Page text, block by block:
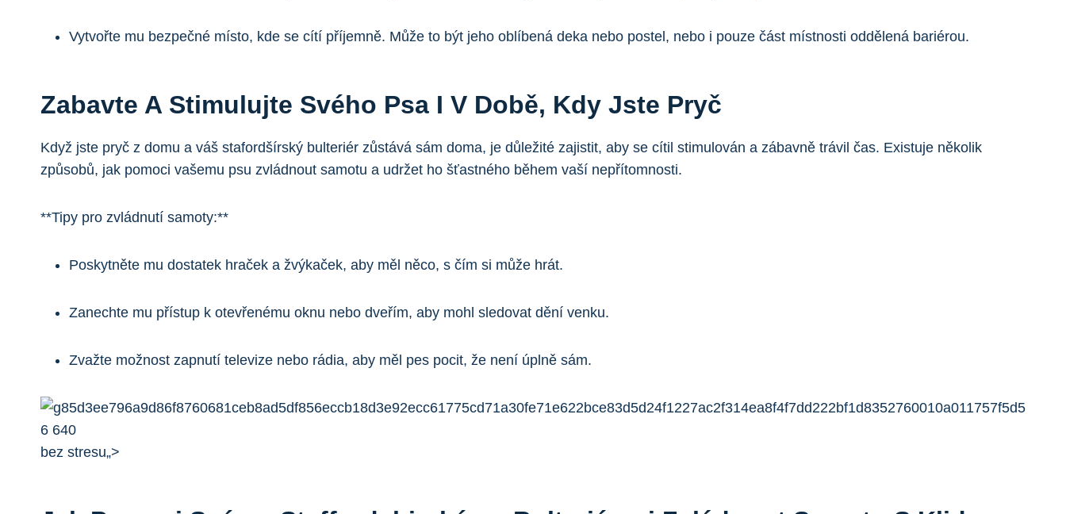
Vytvořte mu bezpečné místo, kde se cítí příjemně. Může to být jeho oblíbená deka nebo postel, nebo i pouze část místnosti oddělená bariérou.
Zabavte A Stimulujte Svého Psa I V Době, Kdy Jste Pryč
Když jste pryč z domu a váš stafordšírský bulteriér zůstává sám doma, je důležité zajistit, aby se cítil stimulován a zábavně trávil čas. Existuje několik
způsobů, jak pomoci vašemu psu zvládnout samotu a udržet ho šťastného během vaší nepřítomnosti.
**Tipy pro zvládnutí samoty:**
Poskytněte mu dostatek hraček a žvýkaček, aby měl něco, s čím si může hrát.
Zanechte mu přístup k otevřenému oknu nebo dveřím, aby mohl sledovat dění venku.
Zvažte možnost zapnutí televize nebo rádia, aby měl pes pocit, že není úplně sám.
bez stresu„>